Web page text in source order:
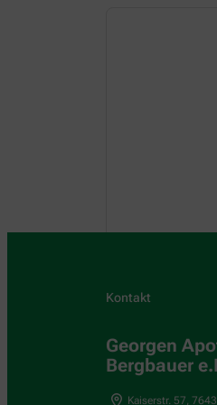
Kontakt
Georgen
Bergbauer
Kaiserstr. 57,